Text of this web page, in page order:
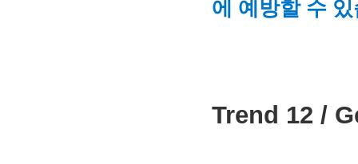
에 예방할 수
Trend 12 /